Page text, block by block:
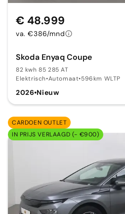
Skoda Enyaq Coupe
82 kwh 85 285 AT
Elektrisch•Automaat•596km WLTP
2026•Nieuw
€ 48.999
va. €386/mnd
CARDOEN OUTLET
IN PRIJS VERLAAGD (- €900)